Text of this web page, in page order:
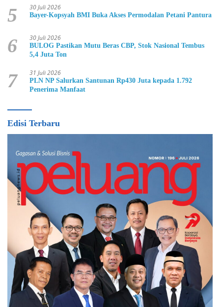
5 30 Juli 2026
Bayer-Kopsyah BMI Buka Akses Permodalan Petani Pantura
6 30 Juli 2026
BULOG Pastikan Mutu Beras CBP, Stok Nasional Tembus
5,4 Juta Ton
7 31 Juli 2026
PLN NP Salurkan Santunan Rp430 Juta kepada 1.792
Penerima Manfaat
Edisi Terbaru